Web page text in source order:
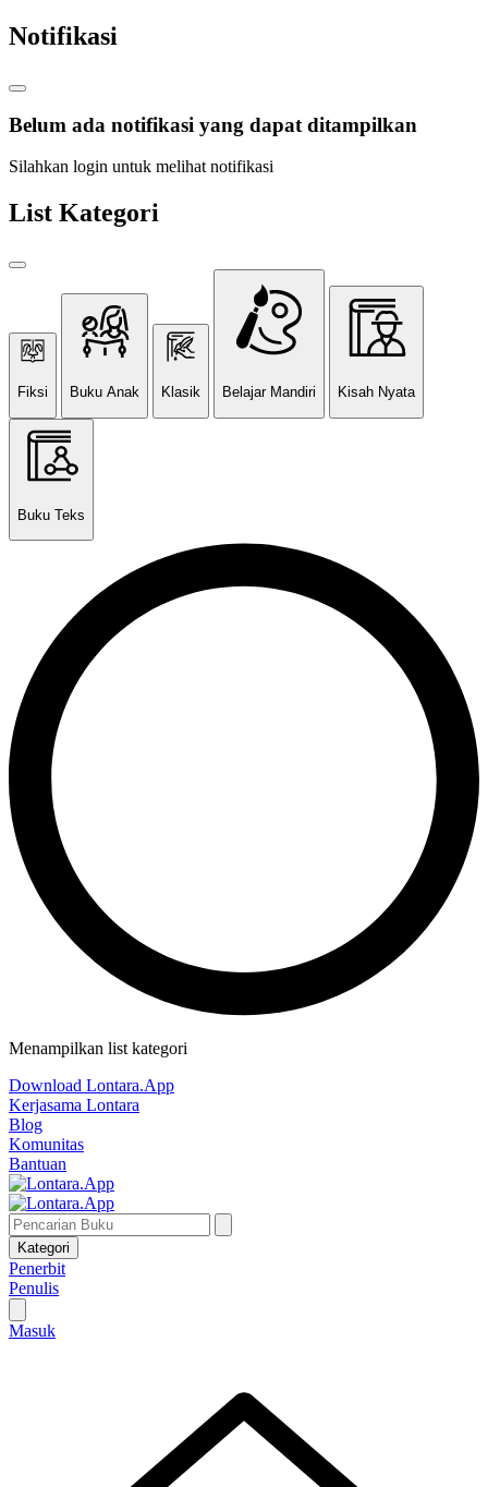
Notifikasi
Belum ada notifikasi yang dapat ditampilkan
Silahkan login untuk melihat notifikasi
List Kategori
Fiksi Buku Anak Klasik Belajar Mandiri Kisah Nyata
Buku Teks
Menampilkan list kategori
Download Lontara.App
Kerjasama Lontara
Blog
Komunitas
Bantuan
Kategori
Penerbit
Penulis
Masuk